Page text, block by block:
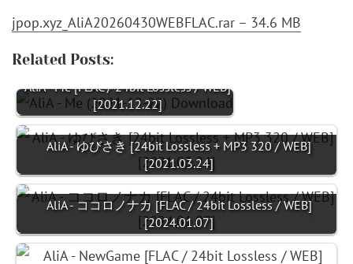
jpop.xyz_AliA20260430WEBFLAC.rar – 34.6 MB
Related Posts:
AliA - Me [FLAC / 24bit Lossless / WEB]
[2021.12.22]
AliA - ゆびさき [24bit Lossless + MP3 320 / WEB]
[2021.03.24]
AliA - ココロノナカ [FLAC / 24bit Lossless / WEB]
[2024.01.07]